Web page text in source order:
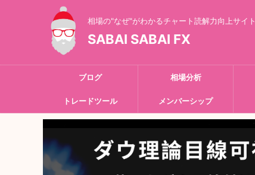
相場の"なぜ"がわかるチャート読解力向上サイト
SABAI SABAI FX
ブログ 相場分析
トレードツール メンバーシップ